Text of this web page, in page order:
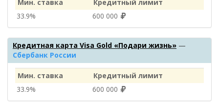
Мин. ставка
Кредитный лимит
33.9%
600 000
Кредитная карта Visa Gold «Подари жизнь» —
Сбербанк России
Мин. ставка
Кредитный лимит
33.9%
600 000